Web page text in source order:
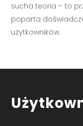
sucha teoria – to
poparta
użytkowników.